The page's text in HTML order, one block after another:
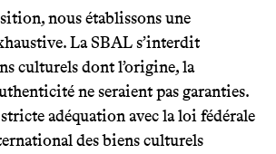
nous établissons une
La SBAL s’interdit
culturels dont l’origine, la
ne seraient pas garanties.
adéquation avec la loi fédérale
des biens culturels